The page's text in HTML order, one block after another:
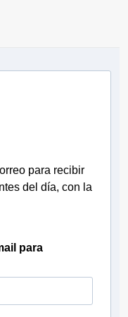
para recibir
del día, con la
para